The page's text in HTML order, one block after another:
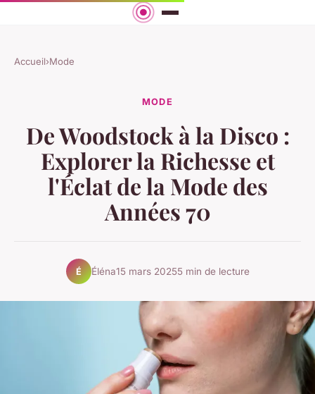
Accueil›Mode
MODE
De Woodstock à la Disco :
Explorer la Richesse et
l'Éclat de la Mode des
Années 70
É Éléna15 mars 20255 min de lecture